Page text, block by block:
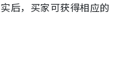
后，买家可获得相应的